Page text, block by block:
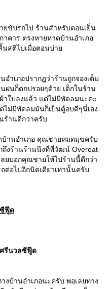
ยขับรถไป ร้านสำหรับตอนเย็น
คาร ตรงหายหาดบ้านอำเภอ
นสติไปเมื่อตอนบ่า
ำเภอปรากฏว่าร้านถูกจองเต็ม
นก็ตกปรอยๆด้วย เด็กในร้าน
าใบลงแล้ว แต่ไม่มีพัดลมนะคะ
ไม่มีพัดลมมันก็เป็นตู้อบดีๆนี่เอง
ร้านดีกว่าครับ
บ้านอำเภอ คุณชายหมดมุขครับ
งร้านร้านนึงที่พี่วัฒน์ Overeat
ยบอกคุณชายให้ไปร้านนี้ดีกว่า
ต่อไปอีกนิดเดียวเท่านั้นครับ
ฟู๊ด
ศรีนวลซีฟู๊ด
งบ้านอำเภอนะครับ พอเลยทาง